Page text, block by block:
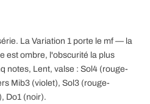
La Variation 1 porte le mf — la
est ombre, l'obscurité la plus
notes, Lent, valse : Sol4 (rouge-
Mib3 (violet), Sol3 (rouge-
Do1 (noir).